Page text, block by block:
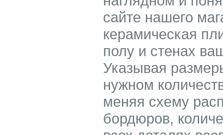
сайте нашего
керамическая
полу и стенах
Указывая
нужном
меняя схему
бордюров,